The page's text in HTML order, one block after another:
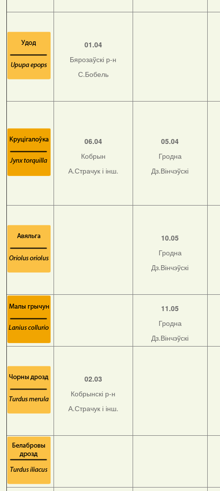
01.04
Бярозаўскі р-н
С.Бобель
06.04
Кобрын
А.Страчук і інш.
05.04
Гродна
Дз.Вінчэўскі
10.05
Гродна
Дз.Вінчэўскі
11.05
Гродна
Дз.Вінчэўскі
02.03
Кобрынскі р-н
А.Страчук і інш.